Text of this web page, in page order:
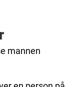
mannen